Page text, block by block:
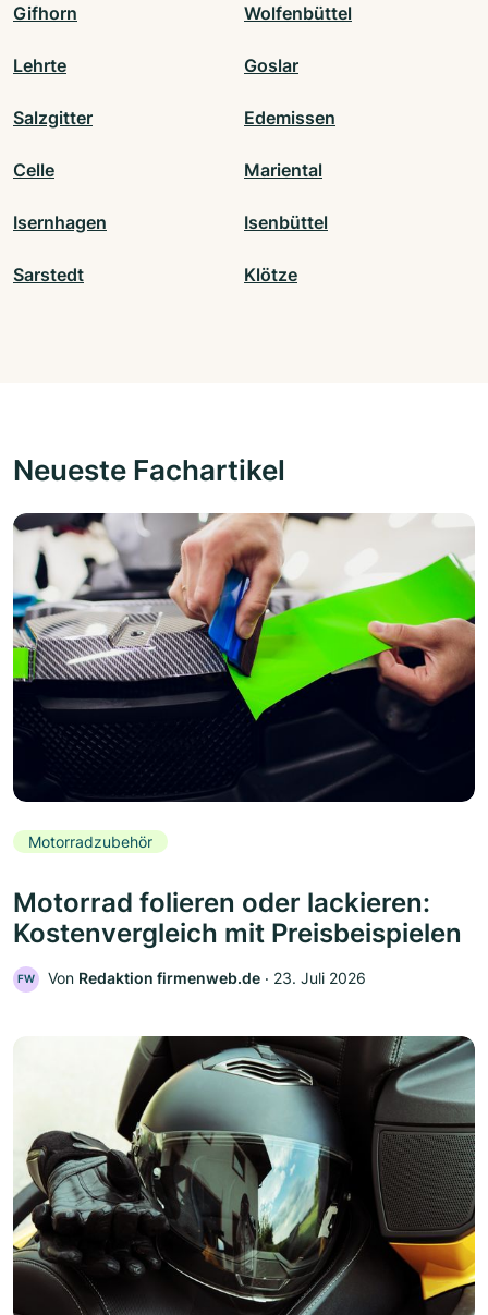
Gifhorn Wolfenbüttel
Lehrte Goslar
Salzgitter Edemissen
Celle Mariental
Isernhagen Isenbüttel
Sarstedt Klötze
Neueste Fachartikel
Motorradzubehör
Motorrad folieren oder lackieren:
Kostenvergleich mit Preisbeispielen
FW Von Redaktion firmenweb.de ‧ 23. Juli 2026